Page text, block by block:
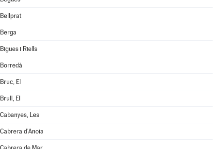
Bellprat
Berga
Bigues i Riells
Borredà
Bruc, El
Brull, El
Cabanyes, Les
Cabrera d'Anoia